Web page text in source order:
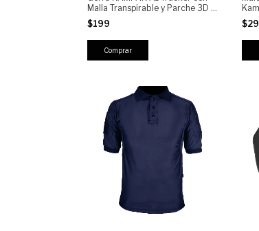
Malla Transpirable y Parche 3D |
Ajustable Tipo Snapback | Gorra
Deportiva y Urbana Unisex
$199
Comprar